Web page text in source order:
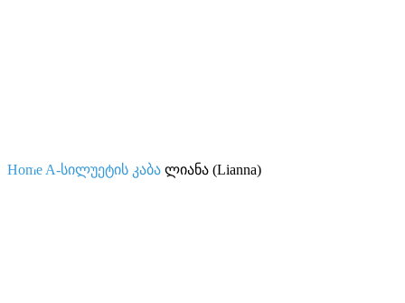
Home A-სილუეტის კაბა ლიანა (Lianna)